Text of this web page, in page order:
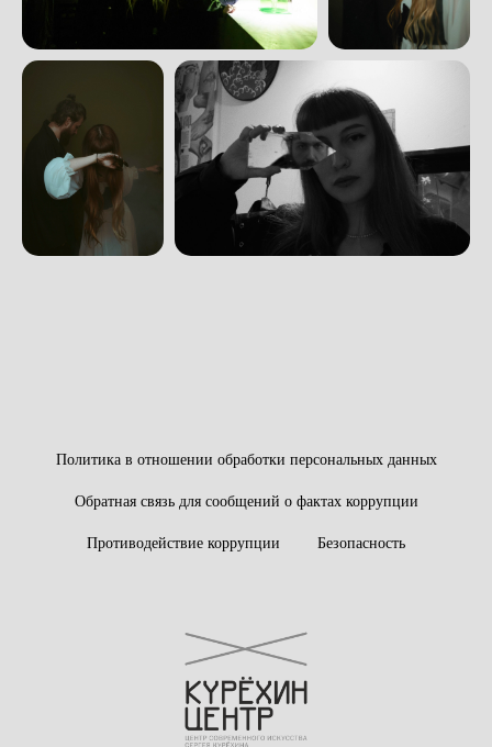
Политика в отношении обработки персональных данных
Обратная связь для сообщений о фактах коррупции
Противодействие коррупции Безопасность